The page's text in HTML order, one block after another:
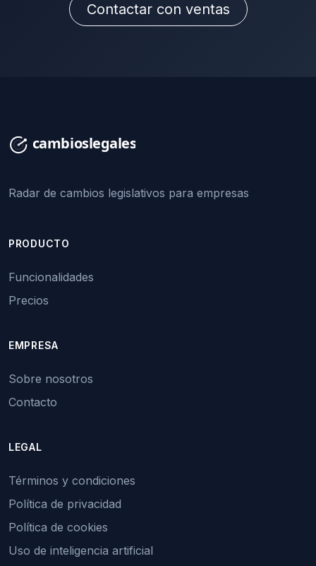
Contactar con ventas
Radar de cambios legislativos para empresas
PRODUCTO
Funcionalidades
Precios
EMPRESA
Sobre nosotros
Contacto
LEGAL
Términos y condiciones
Política de privacidad
Política de cookies
Uso de inteligencia artificial